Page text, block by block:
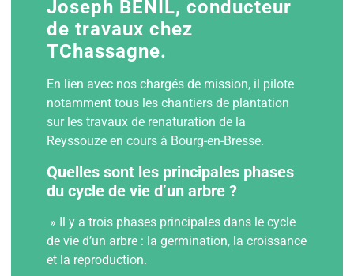
Joseph BENIL, conducteur
de travaux chez
TChassagne.
En lien avec nos chargés de mission, il pilote
notamment tous les chantiers de plantation
sur les travaux de renaturation de la
Reyssouze en cours à Bourg-en-Bresse.
Quelles sont les principales phases
du cycle de vie d’un arbre ?
» Il y a trois phases principales dans le cycle
de vie d’un arbre : la germination, la croissance
et la reproduction.